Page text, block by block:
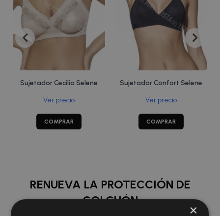
Sujetador Cecilia Selene
Ver precio
COMPRAR
Sujetador Confort Selene
Ver precio
COMPRAR
RENUEVA LA PROTECCIÓN DE
COLCHÓN
×